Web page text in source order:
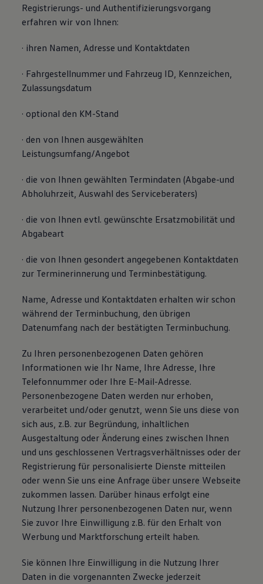
Registrierungs- und Authentifizierungsvorgang
erfahren wir von Ihnen:
· ihren Namen, Adresse und Kontaktdaten
· Fahrgestellnummer und Fahrzeug ID, Kennzeichen,
Zulassungsdatum
· optional den KM-Stand
· den von Ihnen ausgewählten
Leistungsumfang/Angebot
· die von Ihnen gewählten Termindaten (Abgabe-und
Abholuhrzeit, Auswahl des Serviceberaters)
· die von Ihnen evtl. gewünschte Ersatzmobilität und
Abgabeart
· die von Ihnen gesondert angegebenen Kontaktdaten
zur Terminerinnerung und Terminbestätigung.
Name, Adresse und Kontaktdaten erhalten wir schon
während der Terminbuchung, den übrigen
Datenumfang nach der bestätigten Terminbuchung.
Zu Ihren personenbezogenen Daten gehören
Informationen wie Ihr Name, Ihre Adresse, Ihre
Telefonnummer oder Ihre E-Mail-Adresse.
Personenbezogene Daten werden nur erhoben,
verarbeitet und/oder genutzt, wenn Sie uns diese von
sich aus, z.B. zur Begründung, inhaltlichen
Ausgestaltung oder Änderung eines zwischen Ihnen
und uns geschlossenen Vertragsverhältnisses oder der
Registrierung für personalisierte Dienste mitteilen
oder wenn Sie uns eine Anfrage über unsere Webseite
zukommen lassen. Darüber hinaus erfolgt eine
Nutzung Ihrer personenbezogenen Daten nur, wenn
Sie zuvor Ihre Einwilligung z.B. für den Erhalt von
Werbung und Marktforschung erteilt haben.
Sie können Ihre Einwilligung in die Nutzung Ihrer
Daten in die vorgenannten Zwecke jederzeit